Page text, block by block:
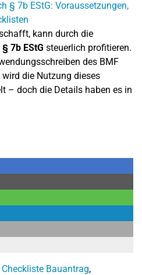
kann durch die
7b EStG steuerlich profitieren.
des BMF
die Nutzung dieses
– doch die Details haben es in
Checkliste Bauantrag,